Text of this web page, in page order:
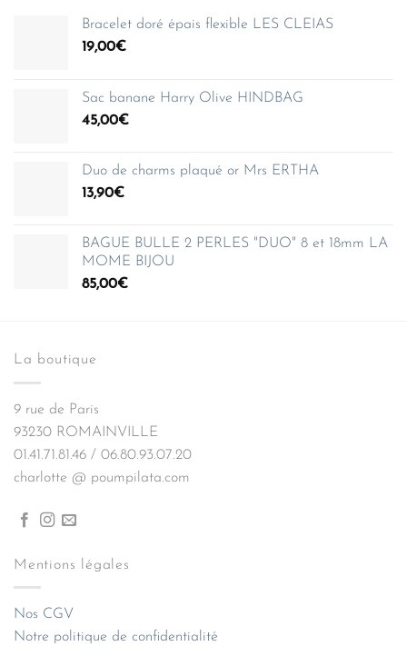
Bracelet doré épais flexible LES CLEIAS
19,00€
Sac banane Harry Olive HINDBAG
45,00€
Duo de charms plaqué or Mrs ERTHA
13,90€
BAGUE BULLE 2 PERLES "DUO" 8 et 18mm LA
MOME BIJOU
85,00€
La boutique
9 rue de Paris
93230 ROMAINVILLE
01.41.71.81.46 / 06.80.93.07.20
charlotte @ poumpilata.com
Mentions légales
Nos CGV
Notre politique de confidentialité